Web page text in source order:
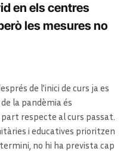
en els centres
les mesures no
de l’inici de curs ja es
la pandèmia és
respecte al curs passat.
i educatives prioritzen
no hi ha prevista cap